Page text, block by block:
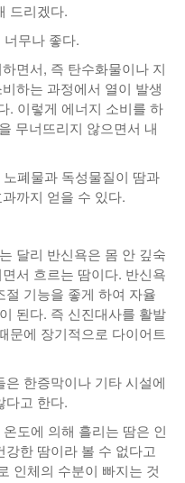
드리겠다.
무나 좋다.
면서, 즉 탄수화물이나 지
하는 과정에서 열이 발생
. 이렇게 에너지 소비를 하
무너뜨리지 않으면서 내
폐물과 독성물질이 땀과
까지 얻을 수 있다.
달리 반신욕은 몸 안 깊숙
서 흐르는 땀이다. 반신욕
기능을 좋게 하여 자율
된다. 즉 신진대사를 활발
문에 장기적으로 다이어트
한증막이나 기타 시설에
다고 한다.
도에 의해 흘리는 땀은 인
한 땀이라 볼 수 없다고
인체의 수분이 빠지는 것